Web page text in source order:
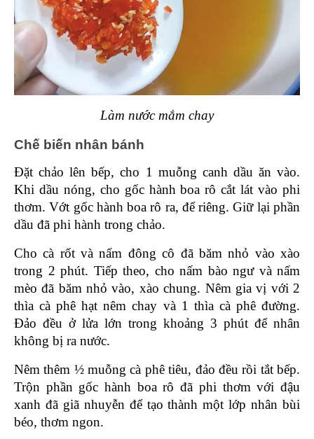
Làm nước mắm chay
Chế biến nhân bánh
Đặt chảo lên bếp, cho 1 muỗng canh dầu ăn vào.
Khi dầu nóng, cho gốc hành boa rô cắt lát vào phi
thơm. Vớt gốc hành boa rô ra, để riêng. Giữ lại phần
dầu đã phi hành trong chảo.
Cho cà rốt và nấm đông cô đã băm nhỏ vào xào
trong 2 phút. Tiếp theo, cho nấm bào ngư và nấm
mèo đã băm nhỏ vào, xào chung. Nêm gia vị với 2
thìa cà phê hạt nêm chay và 1 thìa cà phê đường.
Đảo đều ở lửa lớn trong khoảng 3 phút để nhân
không bị ra nước.
Nêm thêm ½ muỗng cà phê tiêu, đảo đều rồi tắt bếp.
Trộn phần gốc hành boa rô đã phi thơm với đậu
xanh đã giã nhuyễn để tạo thành một lớp nhân bùi
béo, thơm ngon.